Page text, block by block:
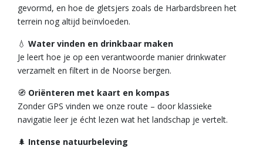
gevormd, en hoe de gletsjers zoals de Harbardsbreen het
terrein nog altijd beïnvloeden.
💧 Water vinden en drinkbaar maken
Je leert hoe je op een verantwoorde manier drinkwater
verzamelt en filtert in de Noorse bergen.
🧭 Oriënteren met kaart en kompas
Zonder GPS vinden we onze route – door klassieke
navigatie leer je écht lezen wat het landschap je vertelt.
🌲 Intense natuurbeleving